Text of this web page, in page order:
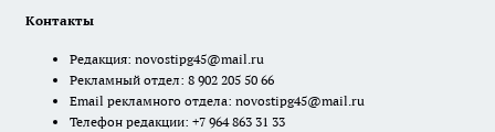
Контакты
Редакция: novostipg45@mail.ru
Рекламный отдел: 8 902 205 50 66
Email рекламного отдела: novostipg45@mail.ru
Телефон редакции: +7 964 863 31 33